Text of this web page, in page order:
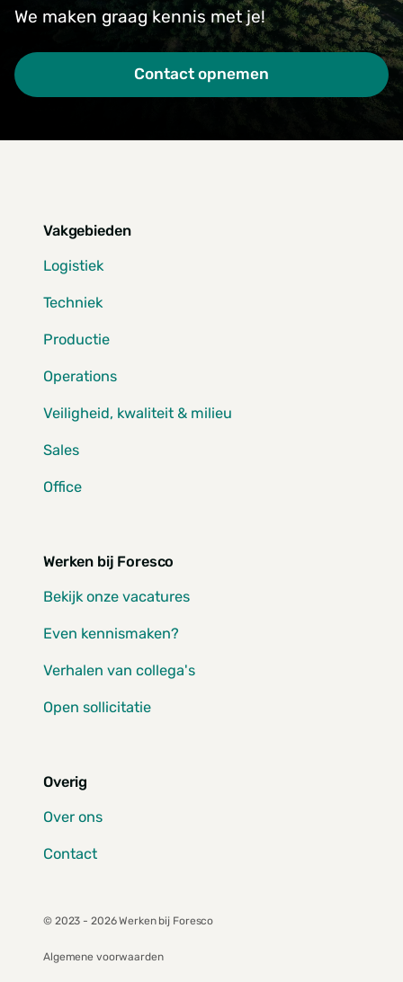
We maken graag kennis met je!
Contact opnemen
Vakgebieden
Logistiek
Techniek
Productie
Operations
Veiligheid, kwaliteit & milieu
Sales
Office
Werken bij Foresco
Bekijk onze vacatures
Even kennismaken?
Verhalen van collega's
Open sollicitatie
Overig
Over ons
Contact
© 2023 - 2026 Werken bij Foresco
Algemene voorwaarden